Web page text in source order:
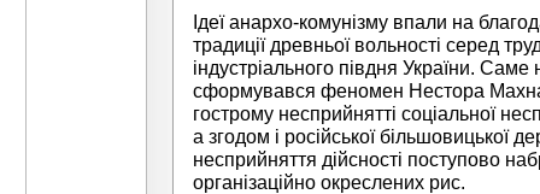
Ідеї анархо-комунізму впали на
традиції древньої вольності серед
індустріального півдня України. Саме
сформувався феномен Нестора
гострому несприйнятті соціальної
а згодом і російської більшовицької
несприйняття дійсності поступово
організаційно окреслених рис.